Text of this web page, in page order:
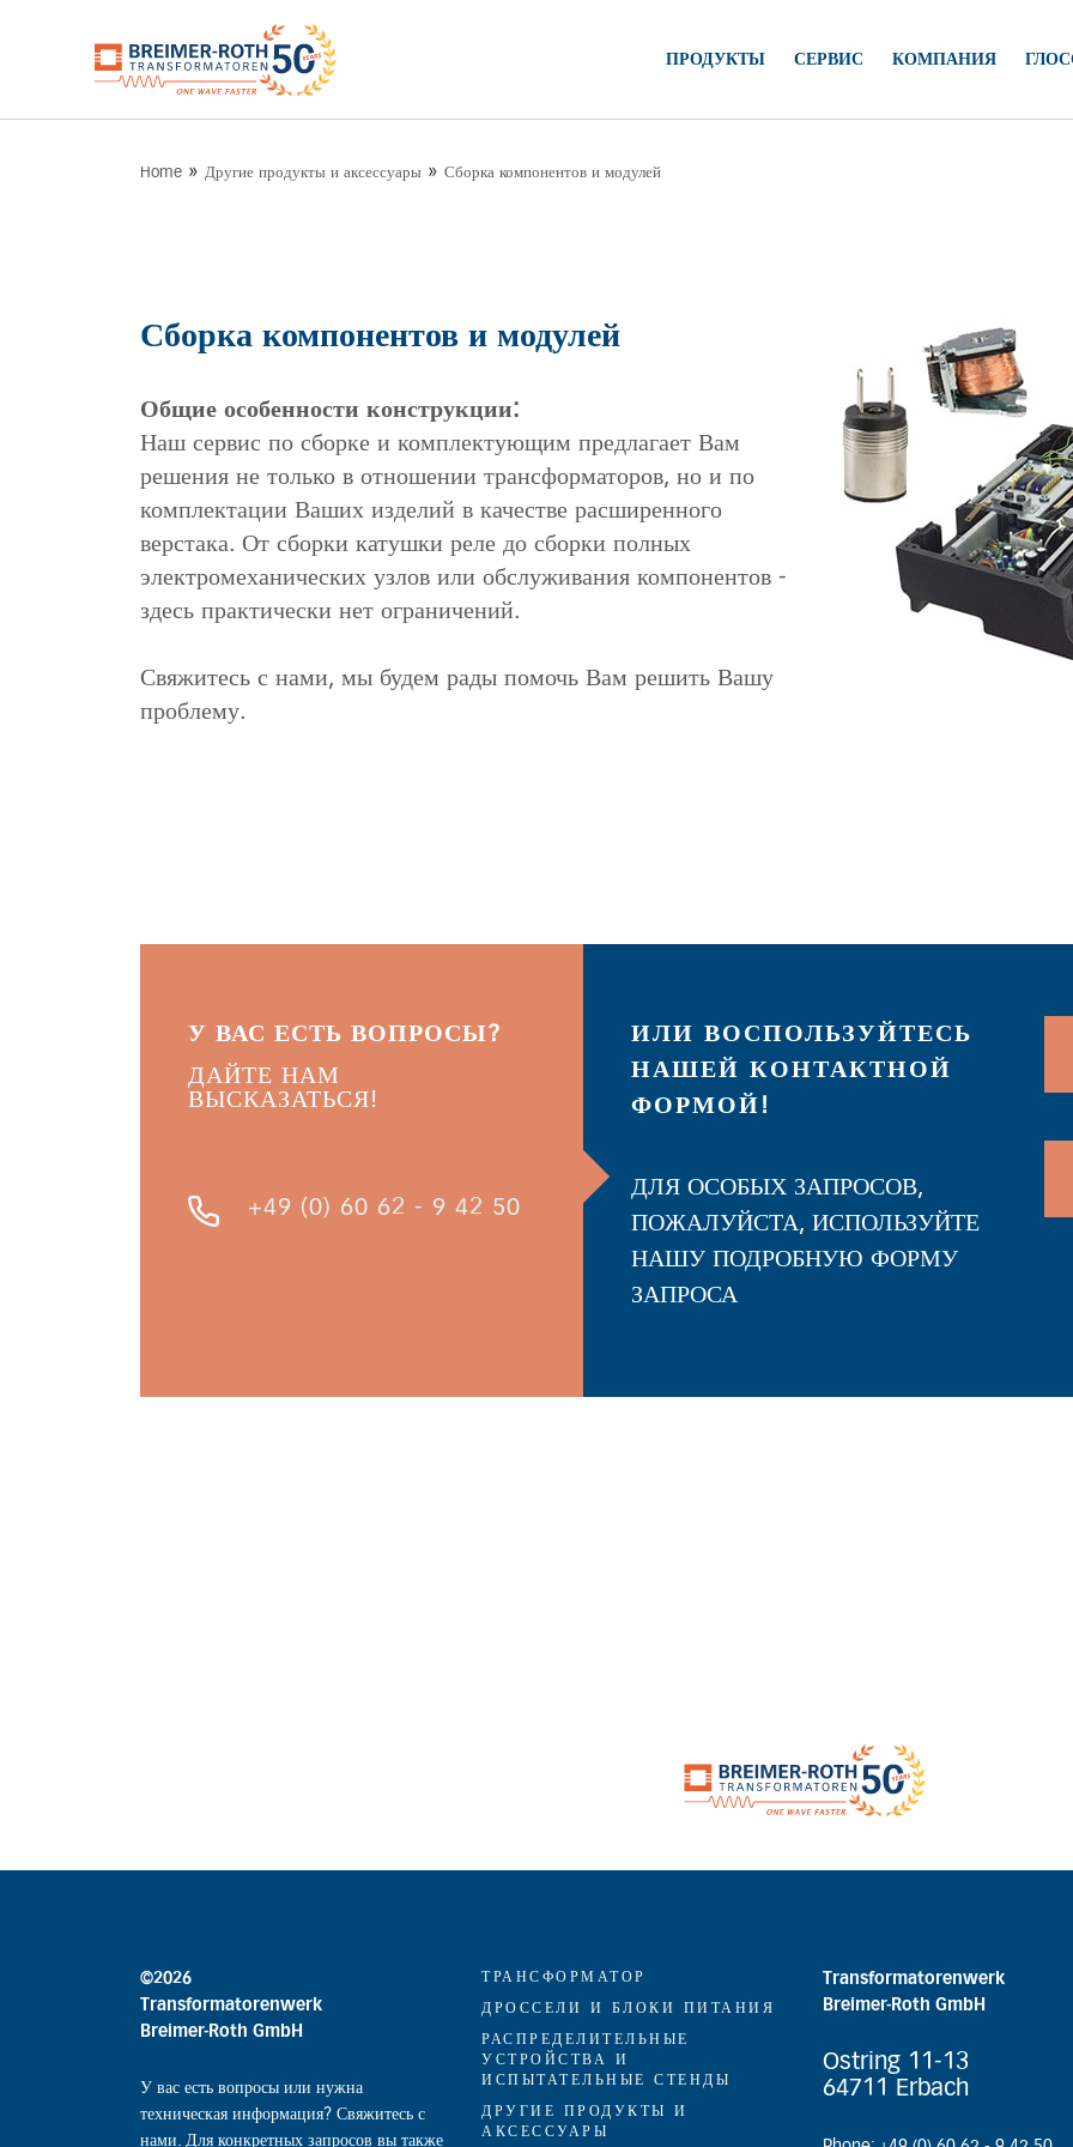
ПРОДУКТЫ СЕРВИС КОМПАНИЯ
Home » Другие продукты и аксессуары » Сборка компонентов и модулей
Сборка компонентов и модулей
Общие особенности конструкции:
Наш сервис по сборке и комплектующим предлагает Вам
решения не только в отношении трансформаторов, но и по
комплектации Ваших изделий в качестве расширенного
верстака. От сборки катушки реле до сборки полных
электромеханических узлов или обслуживания компонентов -
здесь практически нет ограничений.
Свяжитесь с нами, мы будем рады помочь Вам решить Вашу
проблему.
У ВАС ЕСТЬ ВОПРОСЫ?
ДАЙТЕ НАМ
ВЫСКАЗАТЬСЯ!
+49 (0) 60 62 - 9 42 50
ИЛИ ВОСПОЛЬЗУЙТЕСЬ
НАШЕЙ КОНТАКТНОЙ
ФОРМОЙ!
ДЛЯ ОСОБЫХ ЗАПРОСОВ,
ПОЖАЛУЙСТА, ИСПОЛЬЗУЙТЕ
НАШУ ПОДРОБНУЮ ФОРМУ
ЗАПРОСА
©2026
Transformatorenwerk
Breimer-Roth GmbH
У вас есть вопросы или нужна
техническая информация? Свяжитесь с
нами. Для конкретных запросов вы также
ТРАНСФОРМАТОР
ДРОССЕЛИ И БЛОКИ ПИТАНИЯ
РАСПРЕДЕЛИТЕЛЬНЫЕ
УСТРОЙСТВА И
ИСПЫТАТЕЛЬНЫЕ СТЕНДЫ
ДРУГИЕ ПРОДУКТЫ И
АКСЕССУАРЫ
Transformatorenwerk
Breimer-Roth GmbH
Ostring 11-13
64711 Erbach